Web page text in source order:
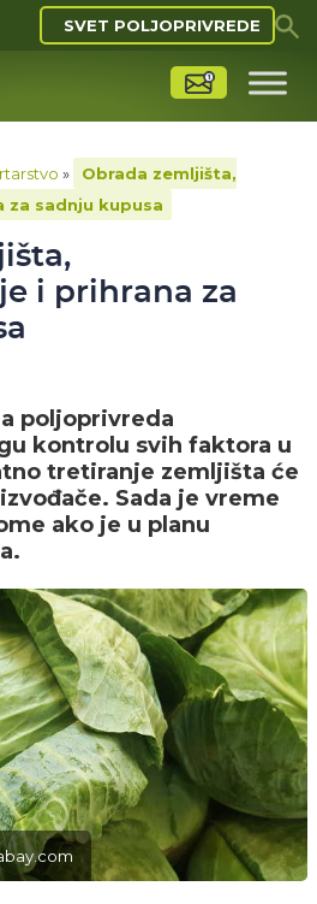
SVET POLJOPRIVREDE
»
Obrada zemljišta,
za sadnju kupusa
i prihrana za
poljoprivreda
kontrolu svih faktora u
tretiranje zemljišta će
Sada je vreme
ako je u planu